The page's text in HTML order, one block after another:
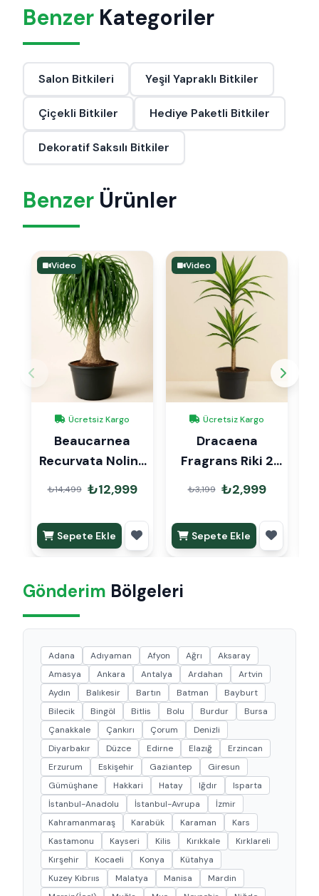
Benzer Kategoriler
Salon Bitkileri Yeşil Yapraklı Bitkiler
Çiçekli Bitkiler Hediye Paketli Bitkiler
Dekoratif Saksılı Bitkiler
Benzer Ürünler
Video
Ücretsiz Kargo
Beaucarnea
Recurvata Nolina
Fil Ayağı 110cm
₺14,499 ₺12,999
Sepete Ekle
Video
Ücretsiz Kargo
Dracaena
Fragrans Riki 2
Kök 80cm
₺3,199 ₺2,999
Sepete Ekle
Gönderim Bölgeleri
Adana Adıyaman Afyon Ağrı
Aksaray
Amasya
Ankara Antalya Ardahan
Artvin
Aydın
Balıkesir Bartın Batman
Bayburt
Bilecik
Bingöl Bitlis Bolu Burdur
Bursa
Çanakkale
Çankırı Çorum
Denizli
Diyarbakır
Düzce Edirne Elazığ
Erzincan
Erzurum
Eskişehir Gaziantep
Giresun
Gümüşhane
Hakkari Hatay Iğdır
Isparta
İstanbul-Anadolu
İstanbul-Avrupa
İzmir
Kahramanmaraş
Karabük Karaman
Kars
Kastamonu
Kayseri Kilis Kırıkkale
Kırklareli
Kırşehir
Kocaeli Konya
Kütahya
Kuzey Kıbrııs
Malatya Manisa
Mardin